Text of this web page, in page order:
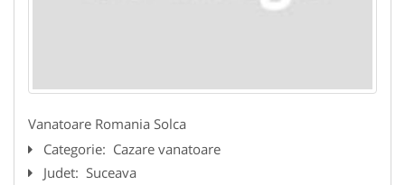
Vanatoare Romania Solca
Categorie: Cazare vanatoare
Judet: Suceava